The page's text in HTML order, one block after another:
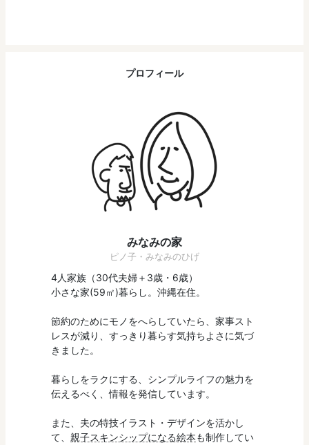
プロフィール
みなみの家
ピノ子・みなみのひげ
4人家族（30代夫婦＋3歳・6歳）
小さな家(59㎡)暮らし。沖縄在住。
節約のためにモノをへらしていたら、家事スト
レスが減り、すっきり暮らす気持ちよさに気づ
きました。
暮らしをラクにする、シンプルライフの魅力を
伝えるべく、情報を発信しています。
また、夫の特技イラスト・デザインを活かし
て、 親子スキンシップになる絵本も制作してい